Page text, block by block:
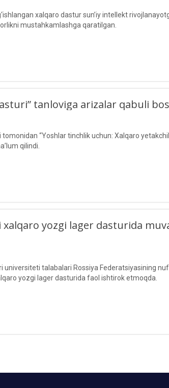
xalqaro dastur sun’iy intellekt
mustahkamlashga qaratilgan.
tanloviga arizalar qabuli
tomonidan “Yoshlar tinchlik uchun: Xalqaro
qilindi.
yozgi lager dasturida
talabalari Rossiya Federatsiyasining
yozgi lager dasturida faol ishtirok etmoqda.